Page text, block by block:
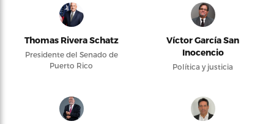
Thomas Rivera Schatz
Presidente del Senado de
Puerto Rico
Víctor García San
Inocencio
Política y justicia